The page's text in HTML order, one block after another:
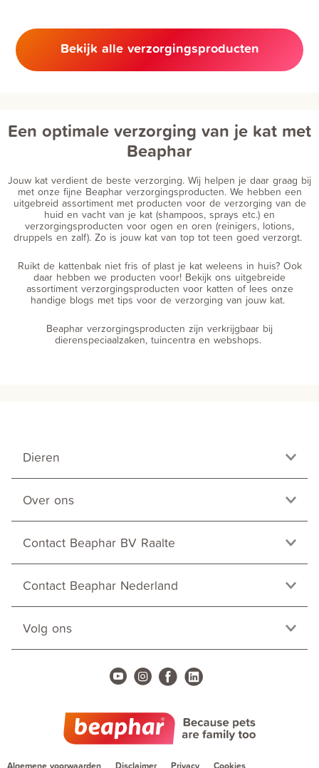
Bekijk alle verzorgingsproducten
Een optimale verzorging van je kat met
Beaphar
Jouw kat verdient de beste verzorging. Wij helpen je daar graag bij
met onze fijne Beaphar verzorgingsproducten. We hebben een
uitgebreid assortiment met producten voor de verzorging van de
huid en vacht van je kat (shampoos, sprays etc.) en
verzorgingsproducten voor ogen en oren (reinigers, lotions,
druppels en zalf). Zo is jouw kat van top tot teen goed verzorgt.
Ruikt de kattenbak niet fris of plast je kat weleens in huis? Ook
daar hebben we producten voor! Bekijk ons uitgebreide
assortiment verzorgingsproducten voor katten of lees onze
handige blogs met tips voor de verzorging van jouw kat.
Beaphar verzorgingsproducten zijn verkrijgbaar bij
dierenspeciaalzaken, tuincentra en webshops.
Dieren
Over ons
Contact Beaphar BV Raalte
Contact Beaphar Nederland
Volg ons
Algemene voorwaarden Disclaimer Privacy Cookies